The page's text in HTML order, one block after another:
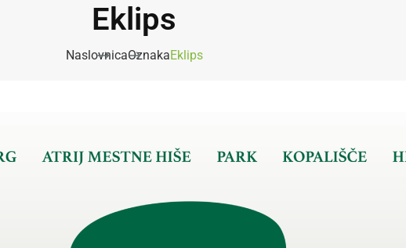
Eklips
NaslovnicaOznakaEklips